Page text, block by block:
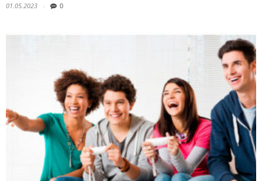
01.05.2023 0